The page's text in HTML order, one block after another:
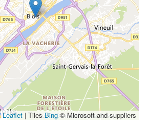
Leaflet | TilesBing© Microsoft and suppliers